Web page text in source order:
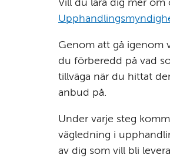
Genom att gå igenom
du förberedd på vad
tillväga när du hittat
anbud på.
Under varje steg
vägledning i
av dig som vill bli